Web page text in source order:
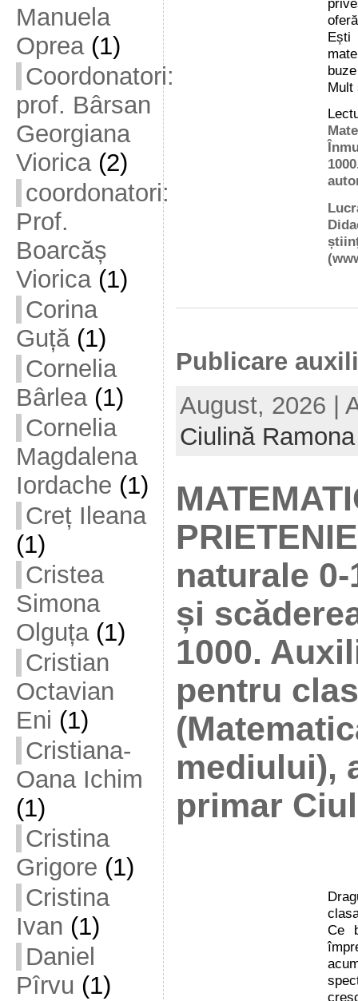
Manuela
Oprea(1)
Coordonatori:
prof. Bârsan
Georgiana
Viorica(2)
coordonatori:
Prof.
Boarcăș
Viorica(1)
Corina
Guță(1)
Cornelia
Bârlea(1)
Cornelia
Magdalena
Iordache (1)
Creț Ileana
(1)
Cristea
Simona
Olguța(1)
Cristian
Octavian
Eni (1)
Cristiana-
Oana Ichim
(1)
Cristina
Grigore (1)
Cristina
Ivan (1)
Daniel
Pîrvu (1)
Ești
Mult
(
Publicare
August, 2026 |
Ciulină Ramona
naturale
și
1000.
pentru
mediului),
primar
Ce